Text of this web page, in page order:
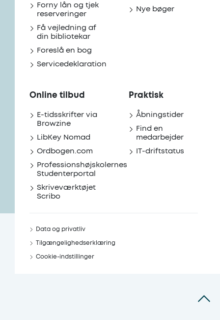
Forny lån og tjek
reserveringer
Få vejledning af
din bibliotekar
Foreslå en bog
Servicedeklaration
Nye bøger
Online tilbud
E-tidsskrifter via
Browzine
LibKey Nomad
Ordbogen.com
Professionshøjskolernes
Studenterportal
Skriveværktøjet
Scribo
Praktisk
Åbningstider
Find en
medarbejder
IT-driftstatus
Data og privatliv
Tilgængelighedserklæring
Cookie-indstillinger